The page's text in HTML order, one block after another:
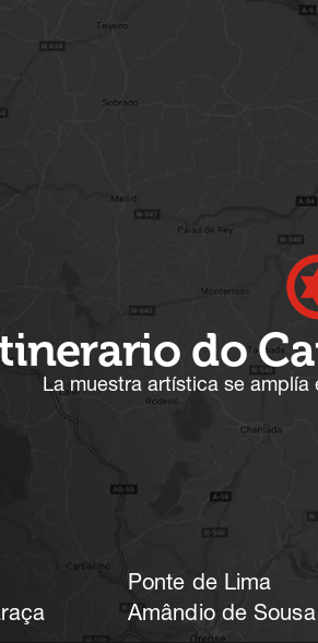
do
La muestra artística se
Ponte de Lima
Amândio de Sousa